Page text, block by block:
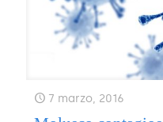
7 marzo, 2016